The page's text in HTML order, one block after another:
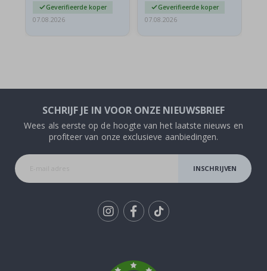
Geverifieerde koper
07.08.2026
Geverifieerde koper
07.08.2026
SCHRIJF JE IN VOOR ONZE NIEUWSBRIEF
Wees als eerste op de hoogte van het laatste nieuws en
profiteer van onze exclusieve aanbiedingen.
INSCHRIJVEN